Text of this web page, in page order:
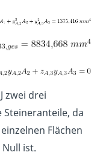
zwei drei
da
Flächen
ist.